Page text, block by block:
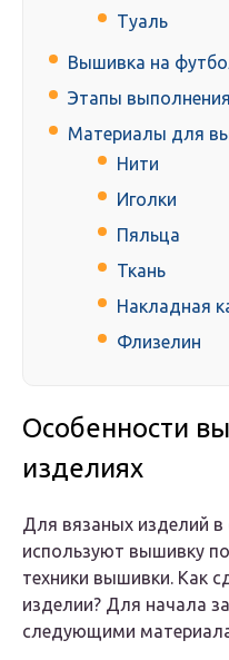
Туаль
Вышивка на
Этапы
Материалы для
Нити
Иголки
Пяльца
Ткань
Накладная
Флизелин
Особенности
изделиях
Для вязаных изделий
используют вышивку
техники вышивки. Как
изделии? Для начала
следующими